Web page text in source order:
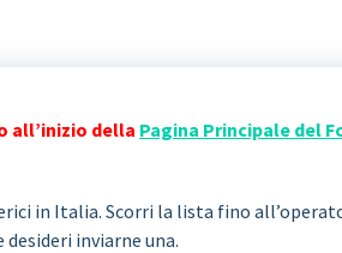
all’inizio della Pagina Principale del
in Italia. Scorri la lista fino
inviarne una.